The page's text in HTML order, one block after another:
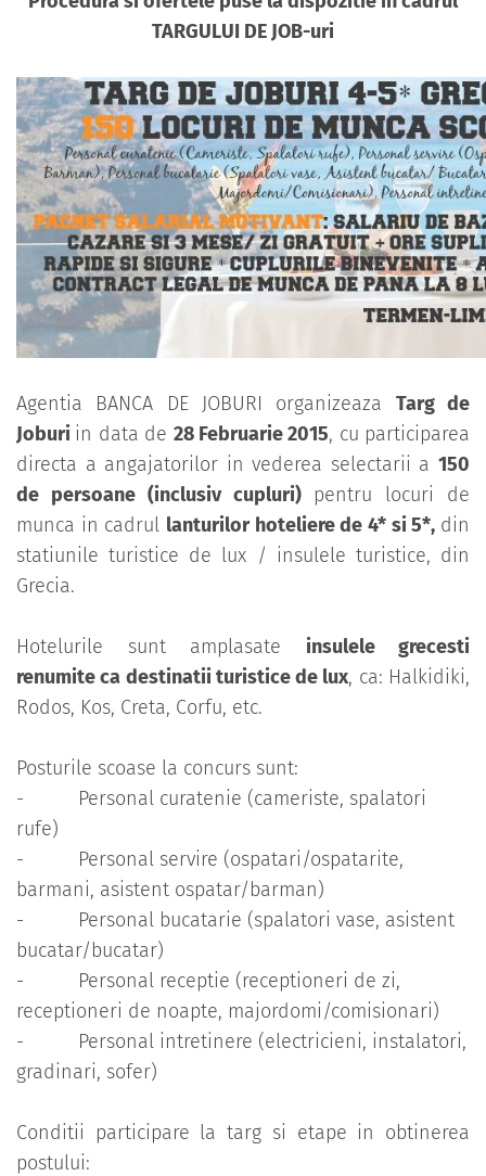
TARGULUI DE JOB-uri
Agentia BANCA DE JOBURI organizeaza Targ de
Joburi in data de 28 Februarie 2015, cu participarea
directa a angajatorilor in vederea selectarii a 150
de persoane (inclusiv cupluri) pentru locuri de
munca in cadrul lanturilor hoteliere de 4* si 5*, din
statiunile turistice de lux / insulele turistice, din
Grecia.
Hotelurile sunt amplasate insulele grecesti
renumite ca destinatii turistice de lux, ca: Halkidiki,
Rodos, Kos, Creta, Corfu, etc.
Posturile scoase la concurs sunt:
- Personal curatenie (cameriste, spalatori
rufe)
- Personal servire (ospatari/ospatarite,
barmani, asistent ospatar/barman)
- Personal bucatarie (spalatori vase, asistent
bucatar/bucatar)
- Personal receptie (receptioneri de zi,
receptioneri de noapte, majordomi/comisionari)
- Personal intretinere (electricieni, instalatori,
gradinari, sofer)
Conditii participare la targ si etape in obtinerea
postului: